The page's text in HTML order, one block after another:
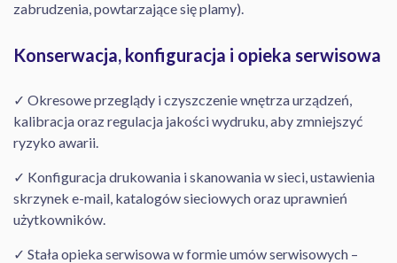
zabrudzenia, powtarzające się plamy).
Konserwacja, konfiguracja i opieka serwisowa
✓ Okresowe przeglądy i czyszczenie wnętrza urządzeń,
kalibracja oraz regulacja jakości wydruku, aby zmniejszyć
ryzyko awarii.
✓ Konfiguracja drukowania i skanowania w sieci, ustawienia
skrzynek e-mail, katalogów sieciowych oraz uprawnień
użytkowników.
✓ Stała opieka serwisowa w formie umów serwisowych –